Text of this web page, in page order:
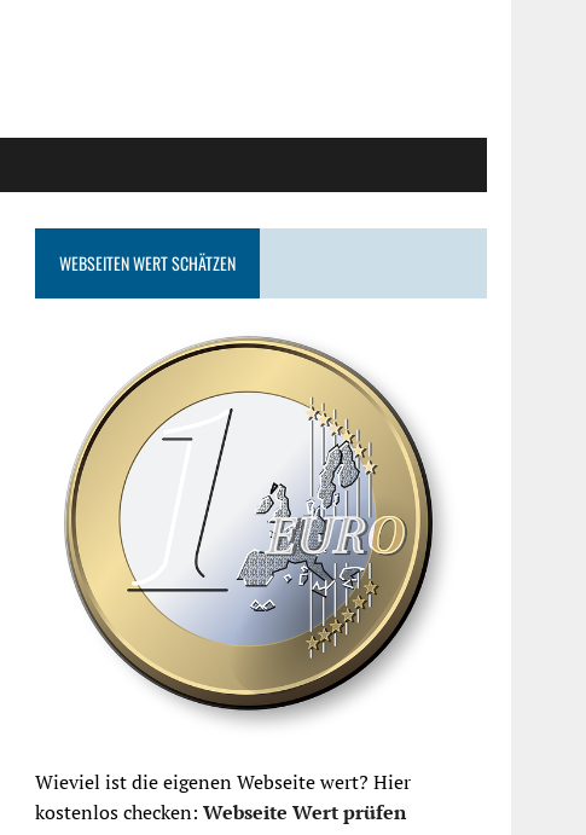
WEBSEITEN WERT SCHÄTZEN
Wieviel ist die eigenen Webseite wert? Hier
kostenlos checken:Webseite Wert prüfen